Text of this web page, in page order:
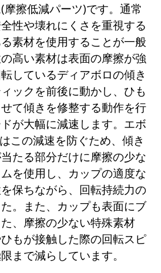
擦低減パーツ)です。通常
性や壊れにくさを重視する
素材を使用することが一般
高い素材は表面の摩擦が強
しているディアボロの傾き
ックを前後に動かし、ひも
て傾きを修整する動作を行
が大幅に減速します。エボ
この減速を防ぐため、傾き
たる部分だけに摩擦の少な
を使用し、カップの適度な
保ちながら、回転持続力の
。また、カップも表面にブ
、摩擦の少ない特殊素材
もが接触した際の回転スピ
まで減らしています。